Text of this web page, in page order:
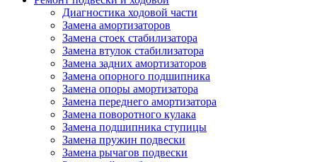
Диагностика ходовой части
Замена амортизаторов
Замена стоек стабилизатора
Замена втулок стабилизатора
Замена задних амортизаторов
Замена опорного подшипника
Замена опоры амортизатора
Замена переднего амортизатора
Замена поворотного кулака
Замена подшипника ступицы
Замена пружин подвески
Замена рычагов подвески